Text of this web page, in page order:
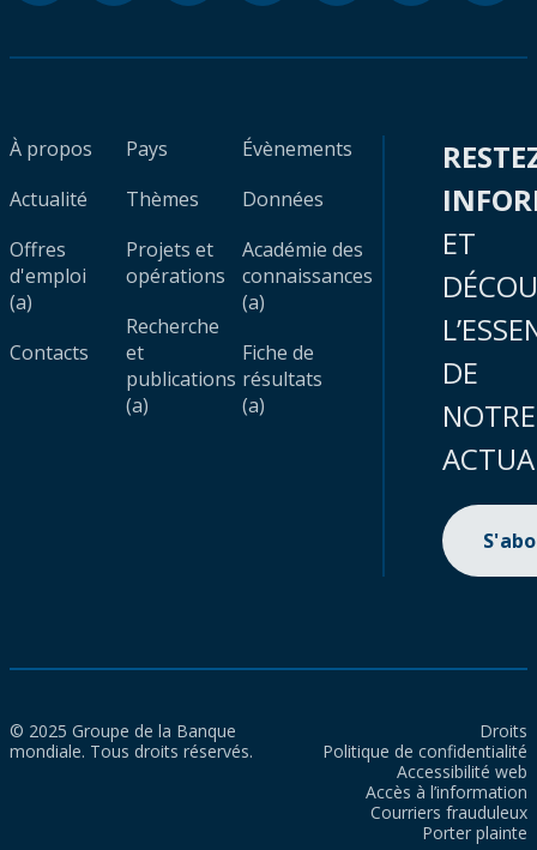
À propos
Actualité
Offres
d'emploi
(a)
Contacts
Pays
Thèmes
Projets et
opérations
Recherche
et
publications
(a)
Évènements
Données
Académie des
connaissances
(a)
Fiche de
résultats
(a)
ET
DE
NOTRE
© 2025 Groupe de la Banque
mondiale. Tous droits réservés.
Droits
Politique de confidentialité
Accessibilité web
Accès à l’information
Courriers frauduleux
Porter plainte